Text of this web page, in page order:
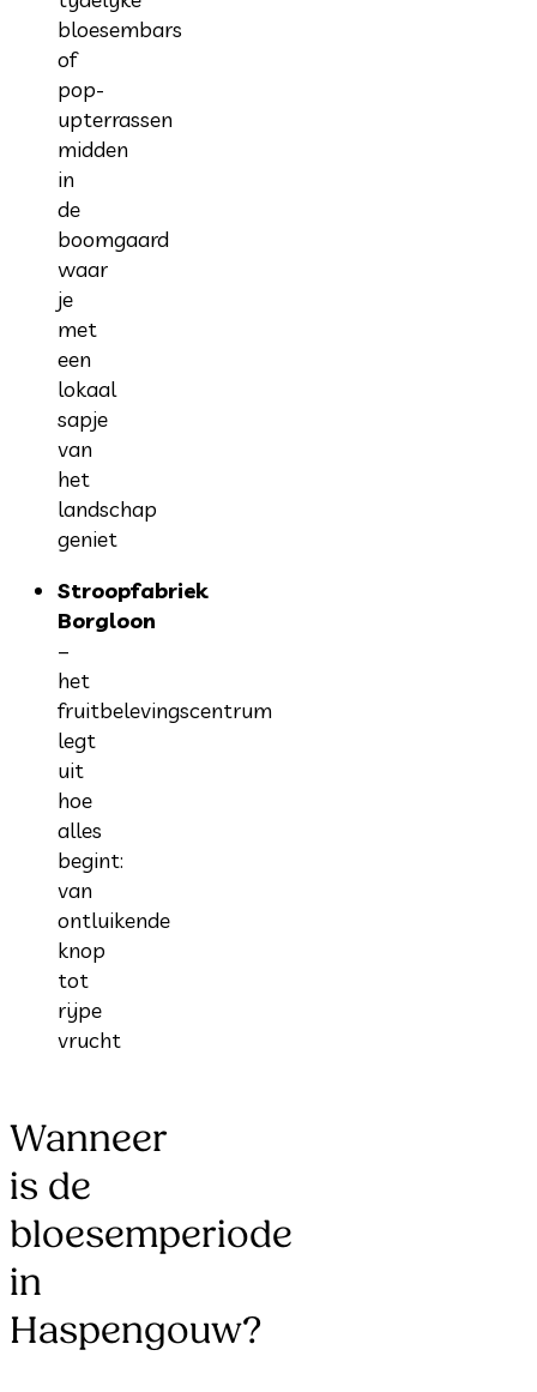
bloesembars
of
pop-
upterrassen
midden
in
de
boomgaard
waar
je
met
een
lokaal
sapje
van
het
landschap
geniet
Stroopfabriek
Borgloon
–
het
fruitbelevingscentrum
legt
uit
hoe
alles
begint:
van
ontluikende
knop
tot
rijpe
vrucht
Wanneer
is de
bloesemperiode
in
Haspengouw?